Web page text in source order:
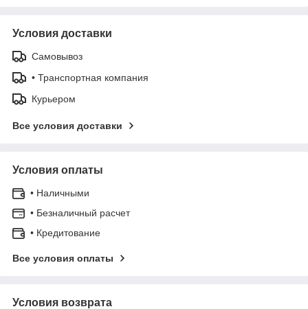
Условия доставки
Самовывоз
• Транспортная компания
Курьером
Все условия доставки
Условия оплаты
• Наличными
• Безналичный расчет
• Кредитование
Все условия оплаты
Условия возврата